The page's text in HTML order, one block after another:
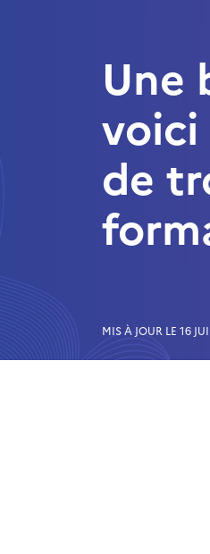
Une
voici
de
MIS À JOUR LE 16